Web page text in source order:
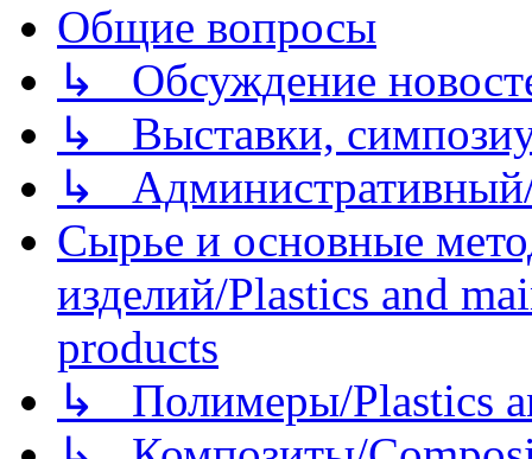
Общие вопросы
↳ Обсуждение
↳ Выставки,
↳
Сырье и основные
изделий/Plastics and
products
↳ Полимеры/Plastics